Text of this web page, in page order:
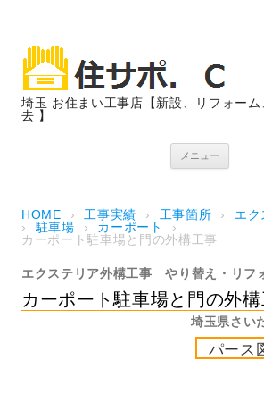
埼玉 お住まい工事店【新設、リフォー
去 】
メニュー
HOME › 工事実績 › 工事箇所 ›
エク
›
駐車場 › カーポート
›
カーポート駐車場と門の外構工事
エクステリア外構工事 やり替え・リフ
カーポート駐車場と門の外
埼玉県さい
パース